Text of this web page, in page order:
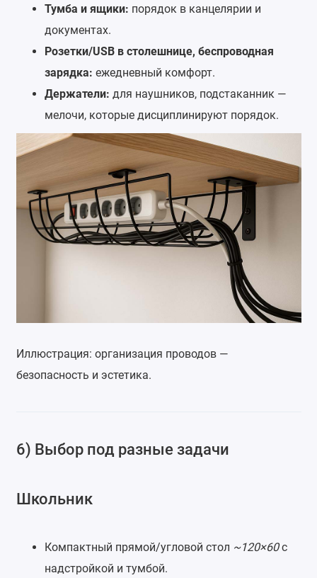
Тумба и ящики: порядок в канцелярии и
документах.
Розетки/USB в столешнице, беспроводная
зарядка: ежедневный комфорт.
Держатели: для наушников, подстаканник —
мелочи, которые дисциплинируют порядок.
Иллюстрация: организация проводов —
безопасность и эстетика.
6) Выбор под разные задачи
Школьник
Компактный прямой/угловой стол ~120×60с
надстройкой и тумбой.